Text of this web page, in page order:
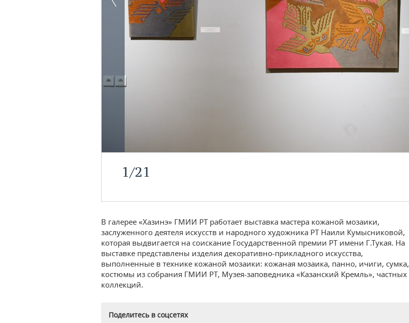
1/21
В галерее «Хазинэ» ГМИИ РТ работает выставка мастера кожаной мозаики,
заслуженного деятеля искусств и народного художника РТ Наили Кумысниковой,
которая выдвигается на соискание Государственной премии РТ имени Г.Тукая. На
выставке представлены изделия декоративно-прикладного искусства,
выполненные в технике кожаной мозаики: кожаная мозаика, панно, ичиги, сумка,
костюмы из собрания ГМИИ РТ, Музея-заповедника «Казанский Кремль», частных
коллекций.
Поделитесь в соцсетях